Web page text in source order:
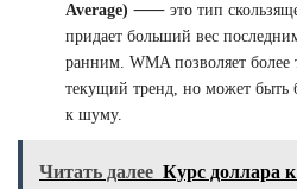
Average) ⸺ это тип
придает больший вес
ранним. WMA позволяет более
текущий тренд, но может быть
к шуму.
Читать далее Курс доллара